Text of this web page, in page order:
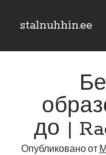
stalnuhhin.ee
Боковая
панель
Рубрики
В мире
до |
Опубликовано от